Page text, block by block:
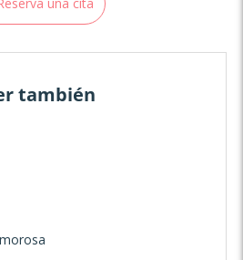
tarot.
Este tipo de lecturas se harán a
por escrito a través de un
y claro, según el servicio
también